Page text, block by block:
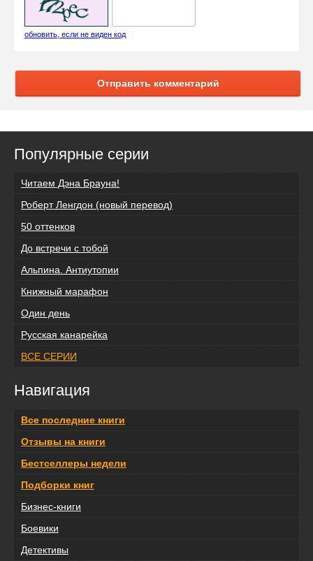
обновить, если не виден код
Отправить комментарий
Популярные серии
Читаем Дэна Брауна!
Роберт Ленгдон (новый перевод)
50 оттенков
До встречи с тобой
Альпина. Антиутопии
Книжный марафон
Один день
Русская канарейка
ВСЕ СЕРИИ
Навигация
Все последние книги
Отзывы на книги
Бестселлеры недели
Подборки книг
Бизнес-книги
Боевики
Детективы